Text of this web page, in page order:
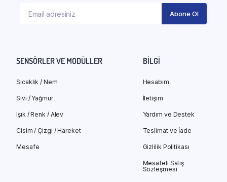
SENSÖRLER VE MODÜLLER
Sıcaklık / Nem
Sıvı / Yağmur
Işık / Renk / Alev
Cisim / Çizgi / Hareket
Mesafe
BILGI
Hesabım
İletişim
Yardım ve Destek
Teslimat ve İade
Gizlilik Politikası
Mesafeli Satış
Sözleşmesi